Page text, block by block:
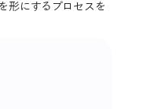
形にするプロセスを